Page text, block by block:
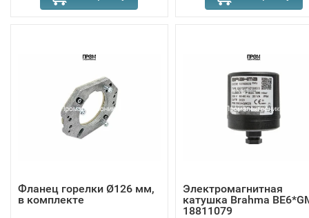
Фланец горелки Ø126 мм,
в комплекте
Электромагнитная
катушка Brahma
18811079